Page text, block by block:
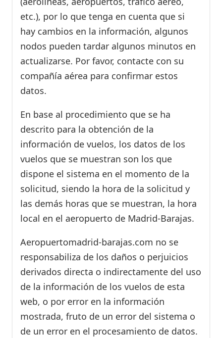
etc.), por lo que tenga en cuenta que si
hay cambios en la información, algunos
nodos pueden tardar algunos minutos en
actualizarse. Por favor, contacte con su
compañía aérea para confirmar estos
datos.
En base al procedimiento que se ha
descrito para la obtención de la
información de vuelos, los datos de los
vuelos que se muestran son los que
dispone el sistema en el momento de la
solicitud, siendo la hora de la solicitud y
las demás horas que se muestran, la hora
local en el aeropuerto de Madrid-Barajas.
Aeropuertomadrid-barajas.com no se
responsabiliza de los daños o perjuicios
derivados directa o indirectamente del uso
de la información de los vuelos de esta
web, o por error en la información
mostrada, fruto de un error del sistema o
de un error en el procesamiento de datos.